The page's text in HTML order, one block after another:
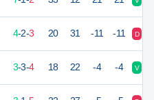
4-2-3 20 31 -11 -11 D
3-3-4 18 22 -4 -4 V